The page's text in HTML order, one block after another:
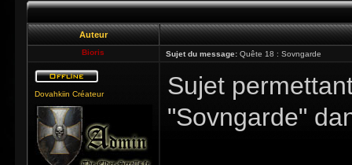
Auteur
Bioris Sujet du message: Quête 18 : Sovngarde
Dovahkiin Créateur
Sujet
"Sovngarde"